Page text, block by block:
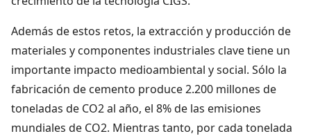
Además de estos retos, la extracción y producción de
materiales y componentes industriales clave tiene un
importante impacto medioambiental y social. Sólo la
fabricación de cemento produce 2.200 millones de
toneladas de CO2 al año, el 8% de las emisiones
mundiales de CO2. Mientras tanto, por cada tonelada